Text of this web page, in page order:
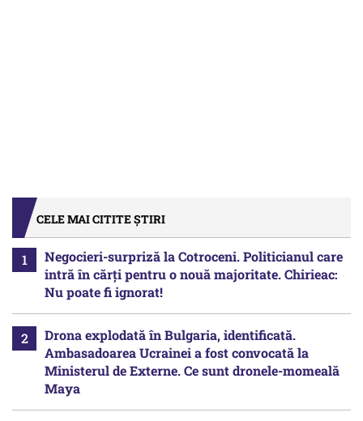
CELE MAI CITITE ȘTIRI
Negocieri-surpriză la Cotroceni. Politicianul care
intră în cărți pentru o nouă majoritate. Chirieac:
Nu poate fi ignorat!
Drona explodată în Bulgaria, identificată.
Ambasadoarea Ucrainei a fost convocată la
Ministerul de Externe. Ce sunt dronele-momeală
Maya